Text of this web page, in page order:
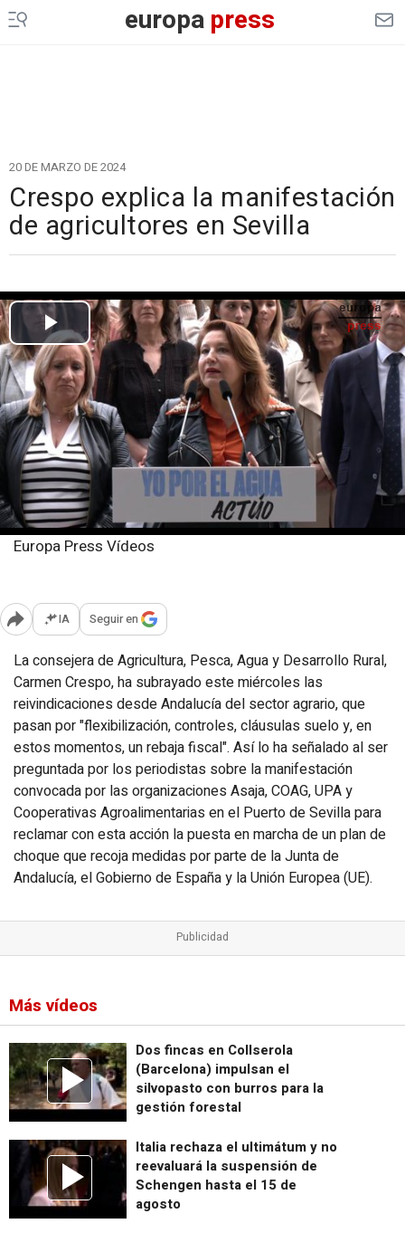
europapress
20 DE MARZO DE 2024
Crespo explica la manifestación
de agricultores en Sevilla
Europa Press Vídeos
Abrir opciones para compartir
IA Seguir en
La consejera de Agricultura, Pesca, Agua y Desarrollo Rural,
Carmen Crespo, ha subrayado este miércoles las
reivindicaciones desde Andalucía del sector agrario, que
pasan por "flexibilización, controles, cláusulas suelo y, en
estos momentos, un rebaja fiscal". Así lo ha señalado al ser
preguntada por los periodistas sobre la manifestación
convocada por las organizaciones Asaja, COAG, UPA y
Cooperativas Agroalimentarias en el Puerto de Sevilla para
reclamar con esta acción la puesta en marcha de un plan de
choque que recoja medidas por parte de la Junta de
Andalucía, el Gobierno de España y la Unión Europea (UE).
Más vídeos
Dos fincas en Collserola
(Barcelona) impulsan el
silvopasto con burros para la
gestión forestal
Italia rechaza el ultimátum y no
reevaluará la suspensión de
Schengen hasta el 15 de
agosto